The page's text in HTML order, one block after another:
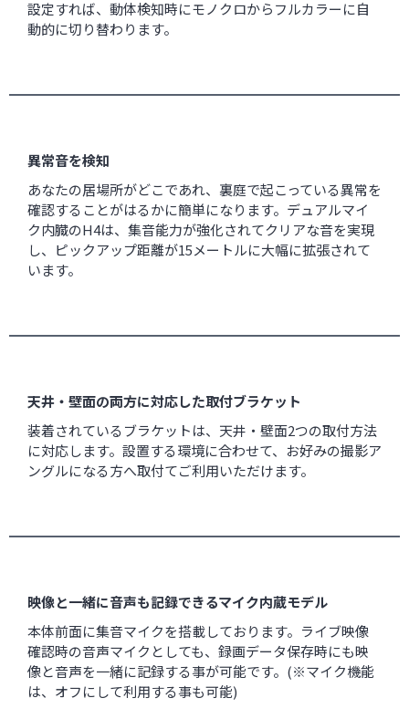
設定すれば、動体検知時にモノクロからフルカラーに自
動的に切り替わります。
異常音を検知
あなたの居場所がどこであれ、裏庭で起こっている異常を
確認することがはるかに簡単になります。デュアルマイ
ク内臓のH4は、集音能力が強化されてクリアな音を実現
し、ピックアップ距離が15メートルに大幅に拡張されて
います。
天井・壁面の両方に対応した取付ブラケット
装着されているブラケットは、天井・壁面2つの取付方法
に対応します。設置する環境に合わせて、お好みの撮影ア
ングルになる方へ取付てご利用いただけます。
映像と一緒に音声も記録できるマイク内蔵モデル
本体前面に集音マイクを搭載しております。ライブ映像
確認時の音声マイクとしても、録画データ保存時にも映
像と音声を一緒に記録する事が可能です。(※マイク機能
は、オフにして利用する事も可能)